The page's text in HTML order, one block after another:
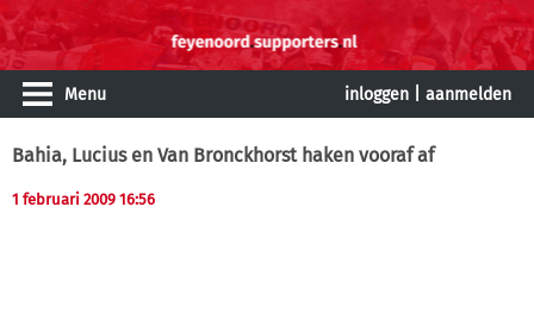
Menu inloggen aanmelden
Bahia, Lucius en Van Bronckhorst haken vooraf af
1 februari 2009 16:56